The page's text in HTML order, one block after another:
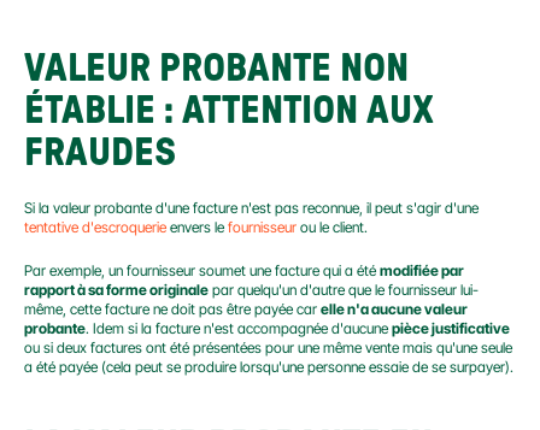
VALEUR PROBANTE NON
ÉTABLIE : ATTENTION AUX
FRAUDES
tentative d'escroquerie envers le fournisseur ou le client.
Par exemple, un fournisseur soumet une facture qui a été modifiée par
rapport à sa forme originale par quelqu'un d'autre que le fournisseur lui-
même, cette facture ne doit pas être payée car elle n'a aucune valeur
probante. Idem si la facture n'est accompagnée d'aucune pièce justificative
ou si deux factures ont été présentées pour une même vente mais qu'une seule
a été payée (cela peut se produire lorsqu'une personne essaie de se surpayer).